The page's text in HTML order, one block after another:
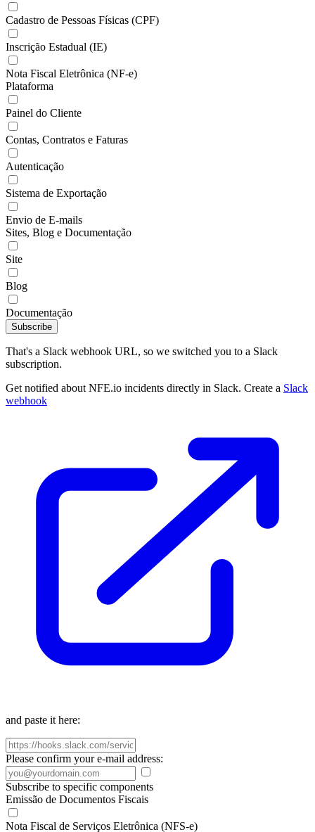
Cadastro de Pessoas Físicas (CPF)
Inscrição Estadual (IE)
Nota Fiscal Eletrônica (NF-e)
Plataforma
Painel do Cliente
Contas, Contratos e Faturas
Autenticação
Sistema de Exportação
Envio de E-mails
Sites, Blog e Documentação
Site
Blog
Documentação
Subscribe
That's a Slack webhook URL, so we switched you to a Slack
subscription.
Get notified about NFE.io incidents directly in Slack. Create a Slack
webhook
and paste it here:
Please confirm your e-mail address:
Subscribe to specific components
Emissão de Documentos Fiscais
Nota Fiscal de Serviços Eletrônica (NFS-e)